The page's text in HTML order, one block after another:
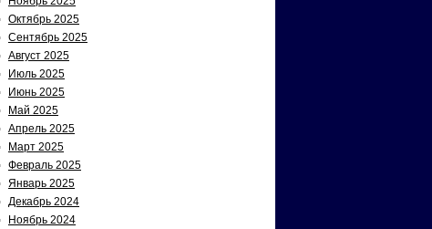
Октябрь 2025
Сентябрь 2025
Август 2025
Июль 2025
Июнь 2025
Май 2025
Апрель 2025
Март 2025
Февраль 2025
Январь 2025
Декабрь 2024
Ноябрь 2024